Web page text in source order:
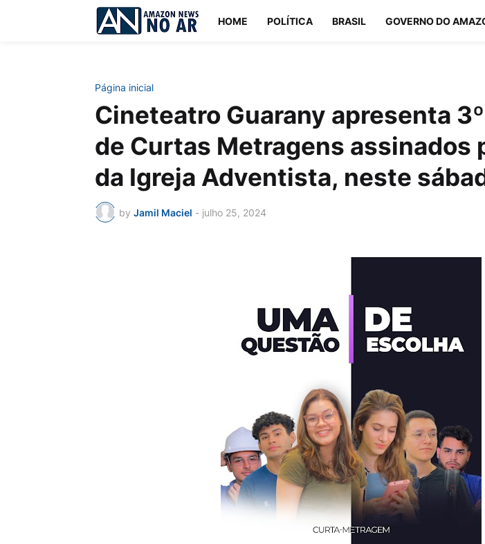
HOME POLÍTICA BRASIL GOVERNO DO
Página inicial
Cineteatro Guarany apresenta
de Curtas Metragens assinados
da Igreja Adventista, neste
by Jamil Maciel - julho 25, 2024